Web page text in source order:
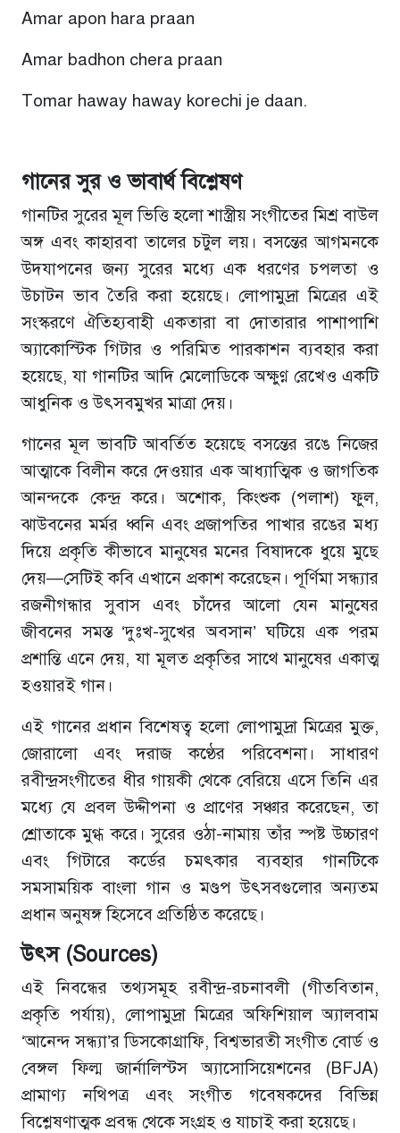
Amar apon hara praan
Amar badhon chera praan
Tomar haway haway korechi je daan.
গানের সুর ও ভাবার্থ বিশ্লেষণ
গানটির সুরের মূল ভিত্তি হলো শাস্ত্রীয় সংগীতের মিশ্র বাউল
অঙ্গ এবং কাহারবা তালের চটুল লয়। বসন্তের আগমনকে
উদযাপনের জন্য সুরের মধ্যে এক ধরণের চপলতা ও
উচাটন ভাব তৈরি করা হয়েছে। লোপামুদ্রা মিত্রের এই
সংস্করণে ঐতিহ্যবাহী একতারা বা দোতারার পাশাপাশি
অ্যাকোস্টিক গিটার ও পরিমিত পারকাশন ব্যবহার করা
হয়েছে, যা গানটির আদি মেলোডিকে অক্ষুণ্ণ রেখেও একটি
আধুনিক ও উৎসবমুখর মাত্রা দেয়।
গানের মূল ভাবটি আবর্তিত হয়েছে বসন্তের রঙে নিজের
আত্মাকে বিলীন করে দেওয়ার এক আধ্যাত্মিক ও জাগতিক
আনন্দকে কেন্দ্র করে। অশোক, কিংশুক (পলাশ) ফুল,
ঝাউবনের মর্মর ধ্বনি এবং প্রজাপতির পাখার রঙের মধ্য
দিয়ে প্রকৃতি কীভাবে মানুষের মনের বিষাদকে ধুয়ে মুছে
দেয়—সেটিই কবি এখানে প্রকাশ করেছেন। পূর্ণিমা সন্ধ্যার
রজনীগন্ধার সুবাস এবং চাঁদের আলো যেন মানুষের
জীবনের সমস্ত ‘দুঃখ-সুখের অবসান’ ঘটিয়ে এক পরম
প্রশান্তি এনে দেয়, যা মূলত প্রকৃতির সাথে মানুষের একাত্ম
হওয়ারই গান।
এই গানের প্রধান বিশেষত্ব হলো লোপামুদ্রা মিত্রের মুক্ত,
জোরালো এবং দরাজ কণ্ঠের পরিবেশনা। সাধারণ
রবীন্দ্রসংগীতের ধীর গায়কী থেকে বেরিয়ে এসে তিনি এর
মধ্যে যে প্রবল উদ্দীপনা ও প্রাণের সঞ্চার করেছেন, তা
শ্রোতাকে মুগ্ধ করে। সুরের ওঠা-নামায় তাঁর স্পষ্ট উচ্চারণ
এবং গিটারে কর্ডের চমৎকার ব্যবহার গানটিকে
সমসাময়িক বাংলা গান ও মণ্ডপ উৎসবগুলোর অন্যতম
প্রধান অনুষঙ্গ হিসেবে প্রতিষ্ঠিত করেছে।
উৎস (Sources)
এই নিবন্ধের তথ্যসমূহ রবীন্দ্র-রচনাবলী (গীতবিতান,
প্রকৃতি পর্যায়), লোপামুদ্রা মিত্রের অফিশিয়াল অ্যালবাম
‘আনেন্দ সন্ধ্যা’র ডিসকোগ্রাফি, বিশ্বভারতী সংগীত বোর্ড ও
বেঙ্গল ফিল্ম জার্নালিস্টস অ্যাসোসিয়েশনের (BFJA)
প্রামাণ্য নথিপত্র এবং সংগীত গবেষকদের বিভিন্ন
বিশ্লেষণাত্মক প্রবন্ধ থেকে সংগ্রহ ও যাচাই করা হয়েছে।